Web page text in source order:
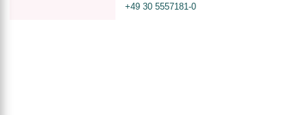
+49 30 5557181-0